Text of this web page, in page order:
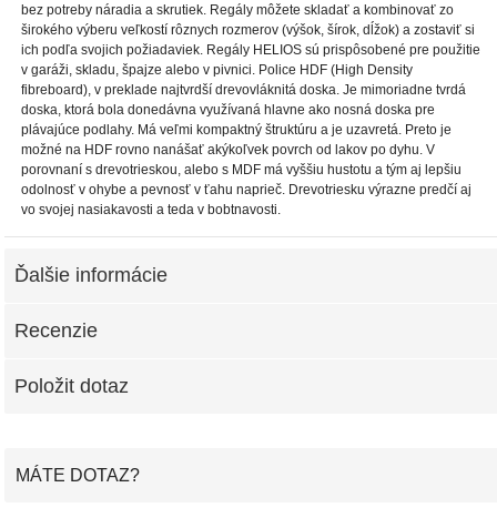
bez potreby náradia a skrutiek. Regály môžete skladať a kombinovať zo
širokého výberu veľkostí rôznych rozmerov (výšok, šírok, dĺžok) a zostaviť si
ich podľa svojich požiadaviek. Regály HELIOS sú prispôsobené pre použitie
v garáži, skladu, špajze alebo v pivnici. Police HDF (High Density
fibreboard), v preklade najtvrdší drevovláknitá doska. Je mimoriadne tvrdá
doska, ktorá bola donedávna využívaná hlavne ako nosná doska pre
plávajúce podlahy. Má veľmi kompaktný štruktúru a je uzavretá. Preto je
možné na HDF rovno nanášať akýkoľvek povrch od lakov po dyhu. V
porovnaní s drevotrieskou, alebo s MDF má vyššiu hustotu a tým aj lepšiu
odolnosť v ohybe a pevnosť v ťahu naprieč. Drevotriesku výrazne predčí aj
vo svojej nasiakavosti a teda v bobtnavosti.
Ďalšie informácie
Recenzie
Položit dotaz
MÁTE DOTAZ?